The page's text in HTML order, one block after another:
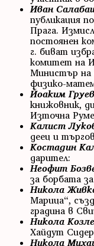
Иван
публикация
Прага.
постоянен
г. биват
комитет на
Министър на
физико-
Йоаким Груев
книжовник,
Източна
Калист
деец и
Костадин
дарител:
Неофит
за борбата
Никола
Марица“,
градина в
Никола
Хайдут
Никола